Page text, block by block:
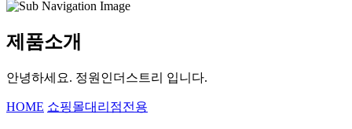
제품소개
안녕하세요. 정원인더스트리 입니다.
HOME 쇼핑몰대리점전용